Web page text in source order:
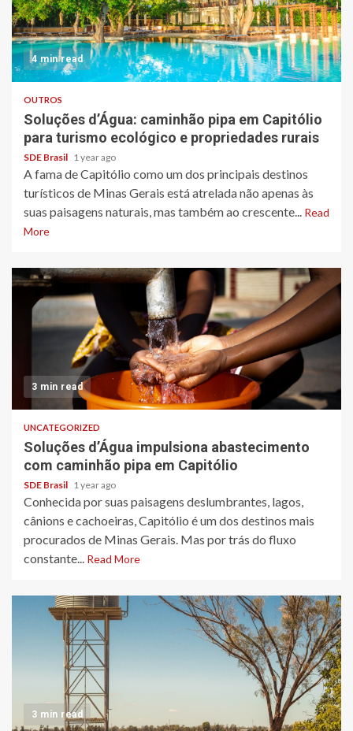
4 min read
OUTROS
Soluções d’Água: caminhão pipa em Capitólio
para turismo ecológico e propriedades rurais
SDE Brasil 1 year ago
A fama de Capitólio como um dos principais destinos
turísticos de Minas Gerais está atrelada não apenas às
suas paisagens naturais, mas também ao crescente... Read
More
3 min read
UNCATEGORIZED
Soluções d’Água impulsiona abastecimento
com caminhão pipa em Capitólio
SDE Brasil 1 year ago
Conhecida por suas paisagens deslumbrantes, lagos,
cânions e cachoeiras, Capitólio é um dos destinos mais
procurados de Minas Gerais. Mas por trás do fluxo
constante... Read More
3 min read